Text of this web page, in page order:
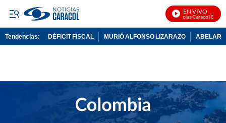
EN VIVO
Noticias Caracol En Vivo
Tendencias: DÉFICIT FISCAL MURIÓ ALFONSO LIZARAZO